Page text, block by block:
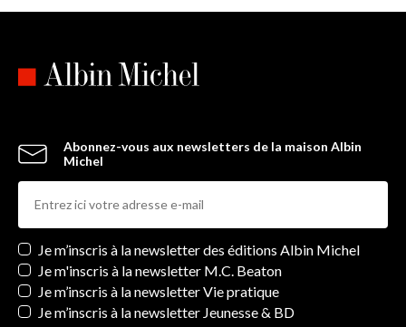
Abonnez-vous aux newsletters de la maison Albin
Michel
Newsletters
Je m’inscris à la newsletter des éditions Albin Michel
Je m'inscris à la newsletter M.C. Beaton
Je m’inscris à la newsletter Vie pratique
Je m’inscris à la newsletter Jeunesse & BD